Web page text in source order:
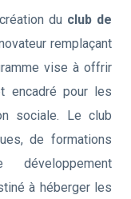
du club de
remplaçant
vise à offrir
encadré pour les
sociale. Le club
de formations
développement
à héberger les